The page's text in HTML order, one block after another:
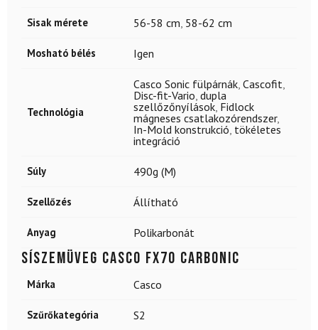
Sisak mérete 56-58 cm 58-62 cm
Mosható bélés Igen
Technológia
Casco Sonic fülpárnák Cascofit
Disc-fit-Vario dupla
szellőzőnyílások Fidlock
mágneses csatlakozórendszer,
In-Mold konstrukció tökéletes
integráció
Súly 490g (M)
Szellőzés Állítható
Anyag Polikarbonát
Síszemüveg CASCO FX70 Carbonic
Márka Casco
Szűrőkategória S2